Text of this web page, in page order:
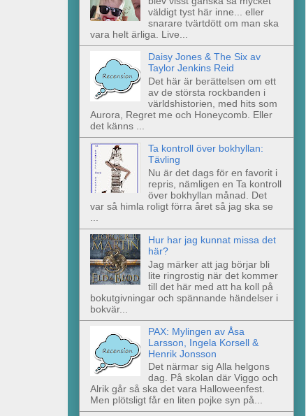
väldigt tyst här inne... eller
snarare tvärtdött om man ska
vara helt ärliga. Live...
Daisy Jones & The Six av
Taylor Jenkins Reid
Det här är berättelsen om ett
av de största rockbanden i
världshistorien, med hits som
Aurora, Regret me och Honeycomb. Eller
det känns ...
Ta kontroll över bokhyllan:
Tävling
Nu är det dags för en favorit i
repris, nämligen en Ta kontroll
över bokhyllan månad. Det
var så himla roligt förra året så jag ska se
Hur har jag kunnat missa det
här?
Jag märker att jag börjar bli
lite ringrostig när det kommer
till det här med att ha koll på
bokutgivningar och spännande händelser i
bokvär...
PAX: Mylingen av Åsa
Larsson, Ingela Korsell &
Henrik Jonsson
Det närmar sig Alla helgons
dag. På skolan där Viggo och
Alrik går så ska det vara Halloweenfest.
Men plötsligt får en liten pojke syn på...